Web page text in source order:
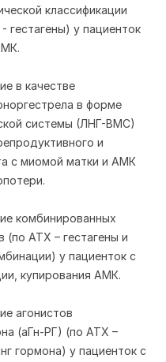
классификации
гестагены) у пациенток
в качестве
в форме
системы (ЛНГ-ВМС)
и
с миомой матки и АМК
комбинированных
(по АТХ – гестагены и
у пациенток с
купирования АМК.
агонистов
(аГн-РГ) (по АТХ –
гормона) у пациенток с